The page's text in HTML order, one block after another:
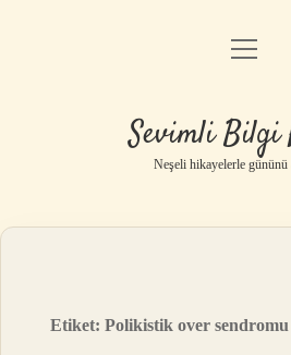
Anasayfa
Yasal Uyarı
menüyü
Sevimli Bilgi
Neşeli hikayelerle gününü
Etiket:Polikistik over